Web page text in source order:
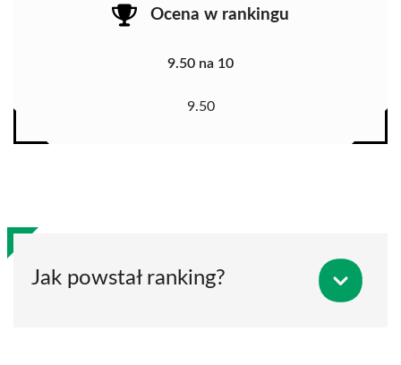
Ocena w rankingu
9.50 na 10
9.50
Jak powstał ranking?